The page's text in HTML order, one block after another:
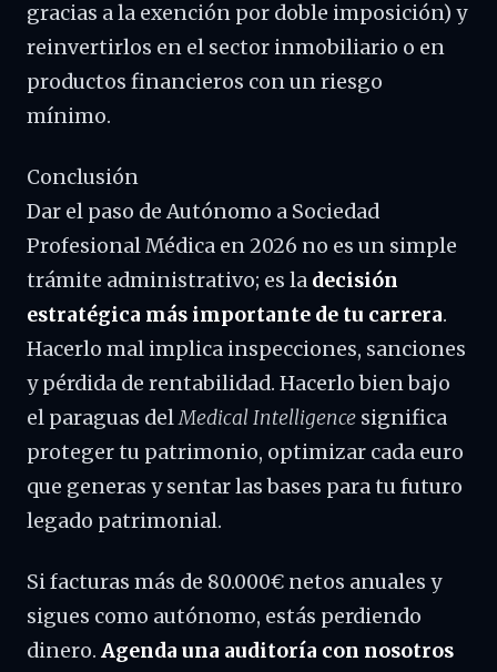
gracias a la exención por doble imposición) y
reinvertirlos en el sector inmobiliario o en
productos financieros con un riesgo
mínimo.
Conclusión
Dar el paso de Autónomo a Sociedad
Profesional Médica en 2026 no es un simple
trámite administrativo; es la decisión
estratégica más importante de tu carrera.
Hacerlo mal implica inspecciones, sanciones
y pérdida de rentabilidad. Hacerlo bien bajo
el paraguas delMedical Intelligence significa
proteger tu patrimonio, optimizar cada euro
que generas y sentar las bases para tu futuro
legado patrimonial.
Si facturas más de 80.000€ netos anuales y
sigues como autónomo, estás perdiendo
dinero. Agenda una auditoría con nosotros